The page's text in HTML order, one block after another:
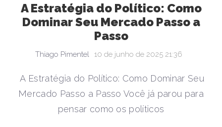
A Estratégia do Político: Como
Dominar Seu Mercado Passo a
Passo
Thiago Pimentel 10 de junho de 2025 21:36
A Estratégia do Político: Como Dominar Seu
Mercado Passo a Passo Você já parou para
pensar como os políticos